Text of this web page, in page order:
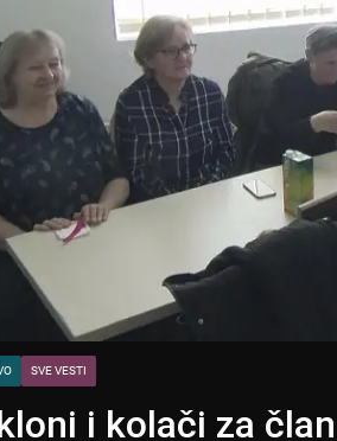
SVE VESTI
i kolači za